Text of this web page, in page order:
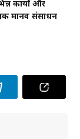
कार्यों और
मानव संसाधन